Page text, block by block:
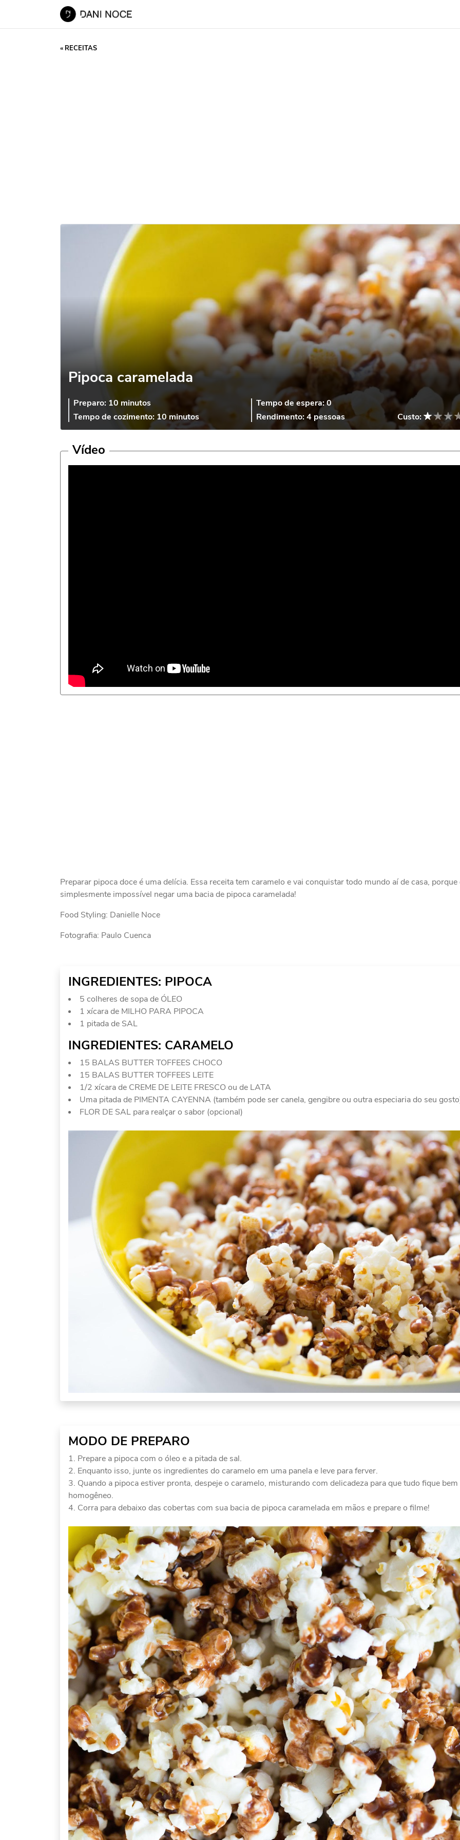
« RECEITAS
Pipoca caramelada
Preparo: 10 minutos
Tempo de cozimento:10 minutos
Tempo de espera:0
Rendimento:4 pessoas Custo:
Vídeo
Preparar pipoca doce é uma delícia. Essa receita tem caramelo e vai conquistar todo mundo aí de casa, porque
simplesmente impossível negar uma bacia de pipoca caramelada!
Food Styling: Danielle Noce
Fotografia: Paulo Cuenca
INGREDIENTES: PIPOCA
5 colheres de sopa de ÓLEO
1 xícara de MILHO PARA PIPOCA
1 pitada de SAL
INGREDIENTES: CARAMELO
15 BALAS BUTTER TOFFEES CHOCO
15 BALAS BUTTER TOFFEES LEITE
1/2 xícara de CREME DE LEITE FRESCO ou de LATA
Uma pitada de PIMENTA CAYENNA (também pode ser canela, gengibre ou outra especiaria do seu
FLOR DE SAL para realçar o sabor (opcional)
MODO DE PREPARO
Prepare a pipoca com o óleo e a pitada de sal.
Enquanto isso, junte os ingredientes do caramelo em uma panela e leve para ferver.
Quando a pipoca estiver pronta, despeje o caramelo, misturando com delicadeza para que tudo fique bem
homogêneo.
Corra para debaixo das cobertas com sua bacia de pipoca caramelada em mãos e prepare o filme!